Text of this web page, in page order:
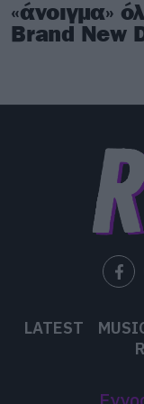
του Infinity War;
«άνοιγμα»
Brand New
LATEST